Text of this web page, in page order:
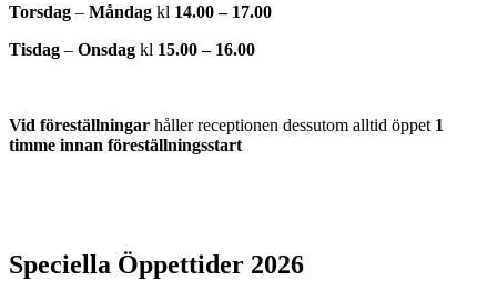
Torsdag – Måndag kl 14.00 – 17.00
Tisdag – Onsdag kl 15.00 – 16.00
Vid föreställningar håller receptionen dessutom alltid öppet 1
timme innan föreställningsstart
Speciella Öppettider 2026